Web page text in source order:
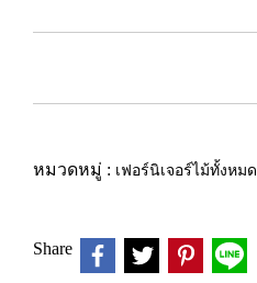
หมวดหมู่ : เฟอร์นิเจอร์ไม้ทั้งหมด
Share